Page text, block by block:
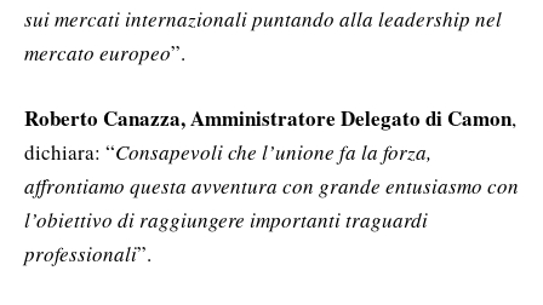
sui mercati internazionali puntando alla leadership nel
mercato europeo”.
Roberto Canazza, Amministratore Delegato di Camon,
dichiara: “Consapevoli che l’unione fa la forza,
affrontiamo questa avventura con grande entusiasmo con
l’obiettivo di raggiungere importanti traguardi
professionali”.